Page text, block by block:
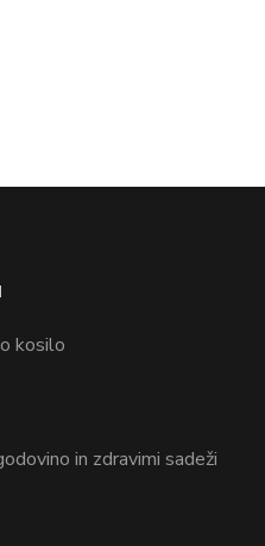
kosilo
in zdravimi sadeži